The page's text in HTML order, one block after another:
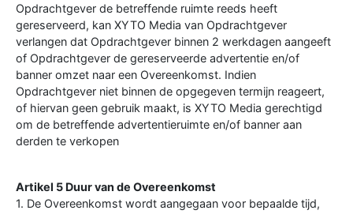
Opdrachtgever de betreffende ruimte reeds heeft
gereserveerd, kan XYTO Media van Opdrachtgever
verlangen dat Opdrachtgever binnen 2 werkdagen aangeeft
of Opdrachtgever de gereserveerde advertentie en/of
banner omzet naar een Overeenkomst. Indien
Opdrachtgever niet binnen de opgegeven termijn reageert,
of hiervan geen gebruik maakt, is XYTO Media gerechtigd
om de betreffende advertentieruimte en/of banner aan
derden te verkopen
Artikel 5 Duur van de Overeenkomst
1. De Overeenkomst wordt aangegaan voor bepaalde tijd,